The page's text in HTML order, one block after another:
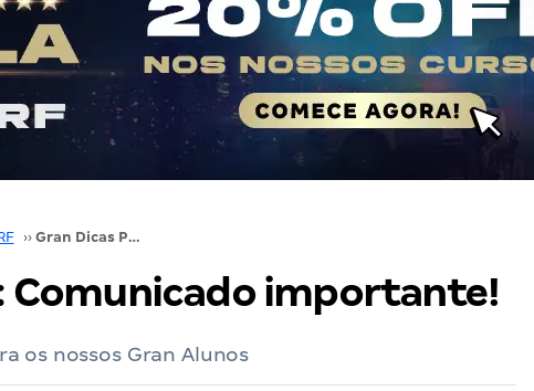
›› Gran Dicas PRF: Comunicado importante!
Comunicado importante!
os nossos Gran Alunos